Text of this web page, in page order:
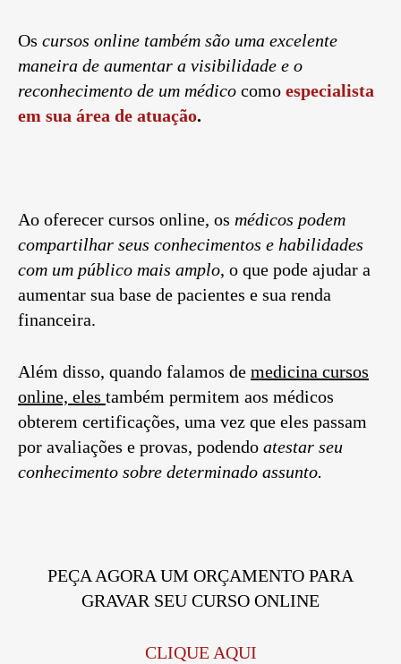
Os cursos online também são uma excelente
maneira de aumentar a visibilidade e o
reconhecimento de um médico como especialista
em sua área de atuação.
Ao oferecer cursos online, os médicos podem
compartilhar seus conhecimentos e habilidades
com um público mais amplo, o que pode ajudar a
aumentar sua base de pacientes e sua renda
financeira.
Além disso, quando falamos de medicina cursos
online, eles também permitem aos médicos
obterem certificações, uma vez que eles passam
por avaliações e provas, podendo atestar seu
conhecimento sobre determinado assunto.
PEÇA AGORA UM ORÇAMENTO PARA
GRAVAR SEU CURSO ONLINE
CLIQUE AQUI